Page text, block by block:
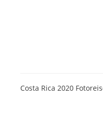
Costa Rica 2020